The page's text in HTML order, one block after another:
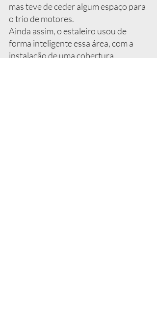
mas teve de ceder algum espaço para
o trio de motores.
Ainda assim, o estaleiro usou de
forma inteligente essa área, com a
instalação de uma cobertura